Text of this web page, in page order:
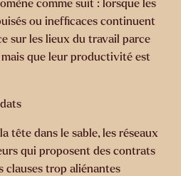
comme suit : lorsque les
ou inefficaces continuent
sur les lieux du travail parce
que leur productivité est
tête dans le sable, les réseaux
qui proposent des contrats
clauses trop aliénantes